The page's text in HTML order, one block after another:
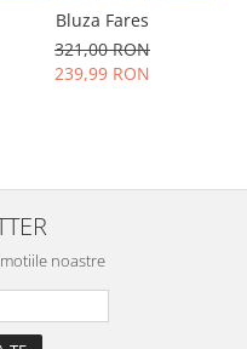
Bluza Fares
321,00 RON
239,99 RON
noastre